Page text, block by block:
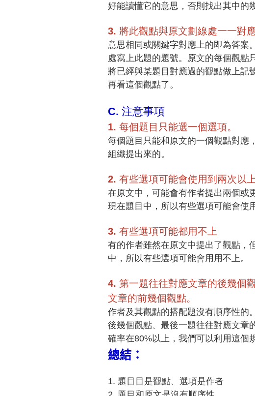
好能讀懂它的意思，否則找出其中的
3. 將此觀點與原⽂劃線處⼀一對應
意思相同或關鍵字對應上的即為答案
處寫上此題的題號。原⽂的每個觀點
將已經與某題⽬對應過的觀點做上記
再看這個觀點了。
C. 注意事項
1. 每個題⽬只能選⼀個選項。
每個題⽬只能和原文的一個觀點對應
組織提出來的。
2. 有些選項可能會使用到兩次以上
在原⽂中，可能會有作者提出兩個或
現在題目中，所以有些選項可能會使
3. 有些選項可能都用不上
有的作者雖然在原⽂中提出了觀點，
中，所以有些選項可能會⽤用不上。
4. 第⼀題往往對應文章的後幾個
⽂章的前幾個觀點。
作者及其觀點的搭配題沒有順序性的
後幾個觀點、最後⼀題往往對應⽂章
確率在80%以上，我們可以利⽤這個
總結：
1. 題⽬目是觀點、選項是作者